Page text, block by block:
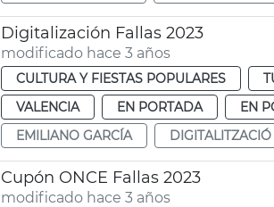
Digitalización Fallas 2023
modificado hace 3 años
CULTURA Y FIESTAS POPULARES
VALENCIA
EN PORTADA EN
EMILIANO GARCÍA
DIGITALITZACIÓ
Cupón ONCE Fallas 2023
modificado hace 3 años